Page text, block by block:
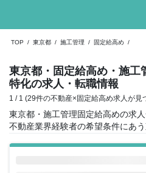
TOP / 東京都 / 施工管理 / 固定給高め /
東京都・固定給高め・施工
特化の求人・転職情報
1 / 1 (29件の不動産×固定給高め求人が見
東京都・施工管理固定給高めの求人
不動産業界経験者の希望条件にあう